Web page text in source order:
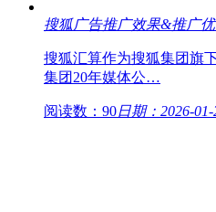
搜狐广告推广效果&推广
搜狐汇算作为搜狐集团旗
集团20年媒体公…
阅读数：90日期：2026-01-